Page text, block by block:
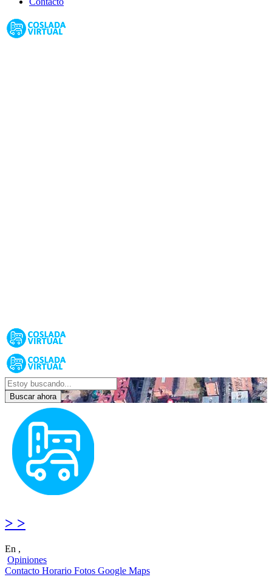
Buscar ahora
> >
En ,
Opiniones
Contacto Horario Fotos Google Maps